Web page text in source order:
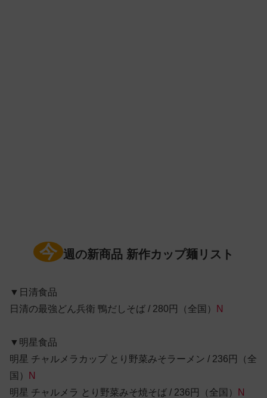
今 週の新商品 新作カップ麺リスト
▼日清食品
日清の最強どん兵衛 鴨だしそば / 280円（全国）
N
▼明星食品
明星 チャルメラカップ とり野菜みそラーメン / 236円（全
国）
N
明星 チャルメラ とり野菜みそ焼そば / 236円（全国）
N